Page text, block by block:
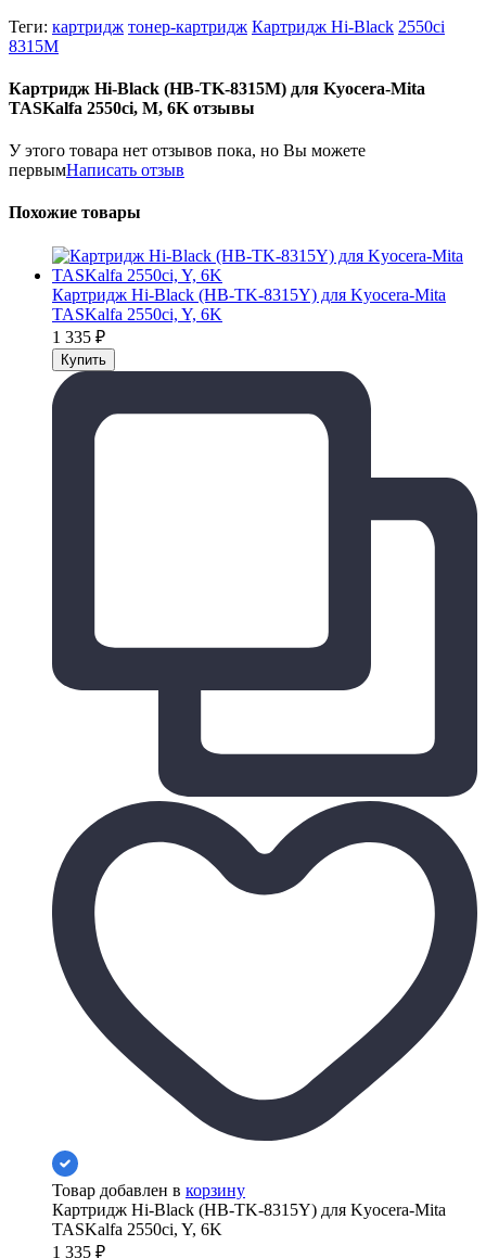
Теги: картридж тонер-картридж Картридж Hi-Black 2550ci
8315M
Картридж Hi-Black (HB-TK-8315M) для Kyocera-Mita
TASKalfa 2550ci, M, 6K отзывы
У этого товара нет отзывов пока, но Вы можете
первымНаписать отзыв
Похожие товары
Картридж Hi-Black (HB-TK-8315Y) для Kyocera-Mita
TASKalfa 2550ci, Y, 6K
1 335 ₽
Товар добавлен в корзину
Картридж Hi-Black (HB-TK-8315Y) для Kyocera-Mita
TASKalfa 2550ci, Y, 6K
1 335 ₽